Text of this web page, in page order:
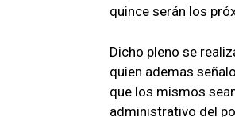
quince serán los
Dicho pleno se
quien ademas
que los mismos
administrativo del